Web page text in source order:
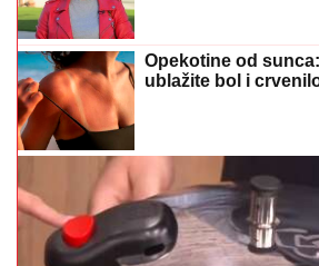
Opekotine od
ublažite bol i